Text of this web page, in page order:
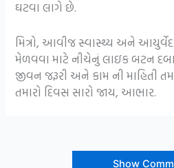
ઘટવા લાગે છે.
મિત્રો, આવીજ સ્વાસ્થ્ય અને આયુર્વેદ
મેળવવા માટે નીચેનું લાઇક બટન
જીવન જરૂરી અને કામ ની માહિતી
તમારો દિવસ સારો જાય, આભાર.
Show